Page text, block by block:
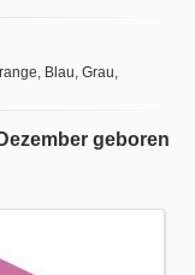
Blau, Grau,
geboren